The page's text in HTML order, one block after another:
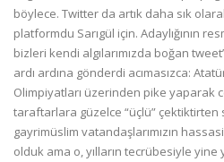
böylece. Twitter da artık daha sık
platformdu Sarıgül için. Adaylığının
bizleri kendi algılarımızda boğan
ardı ardına gönderdi acımasızca:
Olimpiyatları üzerinden pike yaparak
taraftarlara güzelce “üçlü” çektiktirten
gayrimüslim vatandaşlarımızın
olduk ama o, yılların tecrübesiyle yine